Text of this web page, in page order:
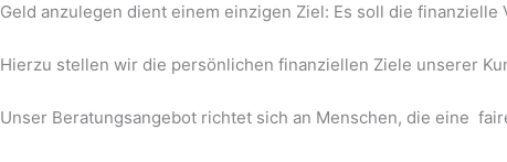
Geld anzulegen dient einem einzigen Ziel: Es soll die
Hierzu stellen wir die persönlichen finanziellen Ziele unserer
Unser Beratungsangebot richtet sich an Menschen, die eine